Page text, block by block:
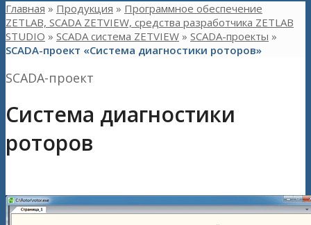
Главная » Продукция » Программное обеспечение
ZETLAB, SCADA ZETVIEW, средства разработчика ZETLAB
STUDIO » SCADA система ZETVIEW » SCADA-проекты »
SCADA-проект «Система диагностики роторов»
SCADA-проект
Система диагностики
роторов